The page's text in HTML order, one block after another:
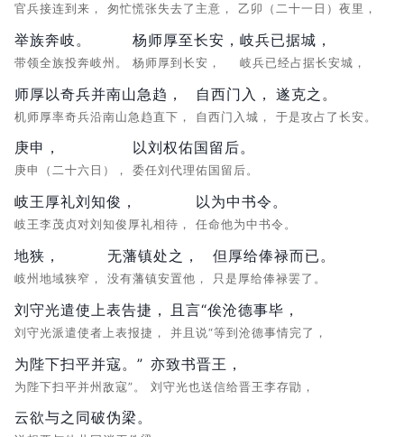
官兵接连到来， 匆忙慌张失去了主意， 乙卯（二十一日）夜里，
举族奔岐。
带领全族投奔岐州。
杨师厚至长安，
杨师厚到长安，
岐兵已据城，
岐兵已经占据长安城，
师厚以奇兵并南山急趋，
机师厚率奇兵沿南山急趋直下，
自西门入，
自西门入城，
遂克之。
于是攻占了长安。
庚申，
庚申（二十六日），
以刘权佑国留后。
委任刘代理佑国留后。
岐王厚礼刘知俊，
岐王李茂贞对刘知俊厚礼相待，
以为中书令。
任命他为中书令。
地狭，
岐州地域狭窄，
无藩镇处之，
没有藩镇安置他，
但厚给俸禄而已。
只是厚给俸禄罢了。
刘守光遣使上表告捷，
刘守光派遣使者上表报捷，
且言“俟沧德事毕，
并且说“等到沧德事情完了，
为陛下扫平并寇。”
为陛下扫平并州敌寇”。
亦致书晋王，
刘守光也送信给晋王李存勖，
云欲与之同破伪梁。